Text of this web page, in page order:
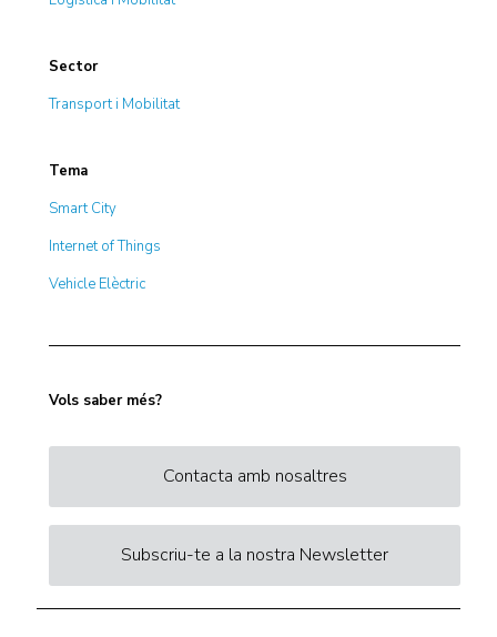
Sector
Transport i Mobilitat
Tema
Smart City
Internet of Things
Vehicle Elèctric
Vols saber més?
Contacta amb nosaltres
Subscriu-te a la nostra Newsletter